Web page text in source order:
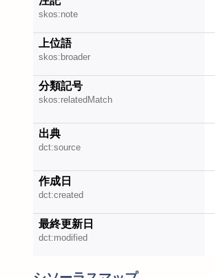
skos:note
上位語
skos:broader
分類記号
skos:relatedMatch
出典
dct:source
作成日
dct:created
最終更新日
dct:modified